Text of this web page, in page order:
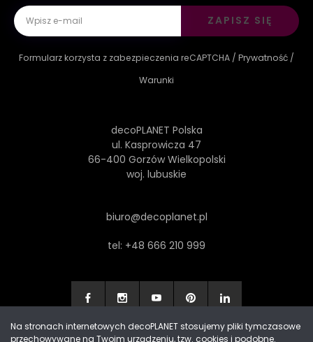
ZAPISZ SIĘ
Formularz korzysta z zabezpieczenia reCAPTCHA / Prywatność /
Warunki
decoPLANET Polska
ul. Kasprowicza 47
66-400 Gorzów Wielkopolski
woj. lubuskie
biuro@decoplanet.pl
tel: +48 666 210 999
Na stronach internetowych decoPLANET stosujemy pliki tymczasowe
przechowywane na Twoim urządzeniu, tzw. cookies i podobne.